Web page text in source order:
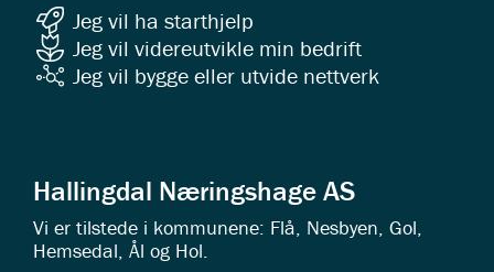
Jeg vil ha starthjelp
Jeg vil videreutvikle min bedrift
Jeg vil bygge eller utvide nettverk
Hallingdal Næringshage AS
Vi er tilstede i kommunene: Flå, Nesbyen, Gol,
Hemsedal, Ål og Hol.